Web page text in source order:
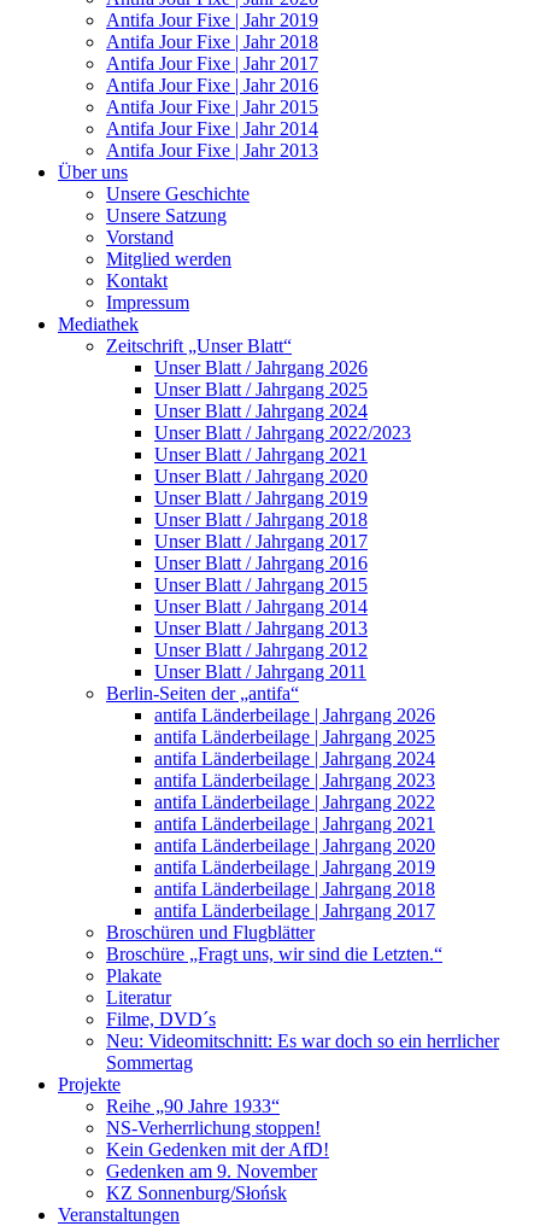
Antifa Jour Fixe | Jahr 2019
Antifa Jour Fixe | Jahr 2018
Antifa Jour Fixe | Jahr 2017
Antifa Jour Fixe | Jahr 2016
Antifa Jour Fixe | Jahr 2015
Antifa Jour Fixe | Jahr 2014
Antifa Jour Fixe | Jahr 2013
Über uns
Unsere Geschichte
Unsere Satzung
Vorstand
Mitglied werden
Kontakt
Impressum
Mediathek
Zeitschrift „Unser Blatt“
Unser Blatt / Jahrgang 2026
Unser Blatt / Jahrgang 2025
Unser Blatt / Jahrgang 2024
Unser Blatt / Jahrgang 2022/2023
Unser Blatt / Jahrgang 2021
Unser Blatt / Jahrgang 2020
Unser Blatt / Jahrgang 2019
Unser Blatt / Jahrgang 2018
Unser Blatt / Jahrgang 2017
Unser Blatt / Jahrgang 2016
Unser Blatt / Jahrgang 2015
Unser Blatt / Jahrgang 2014
Unser Blatt / Jahrgang 2013
Unser Blatt / Jahrgang 2012
Unser Blatt / Jahrgang 2011
Berlin-Seiten der „antifa“
antifa Länderbeilage | Jahrgang 2026
antifa Länderbeilage | Jahrgang 2025
antifa Länderbeilage | Jahrgang 2024
antifa Länderbeilage | Jahrgang 2023
antifa Länderbeilage | Jahrgang 2022
antifa Länderbeilage | Jahrgang 2021
antifa Länderbeilage | Jahrgang 2020
antifa Länderbeilage | Jahrgang 2019
antifa Länderbeilage | Jahrgang 2018
antifa Länderbeilage | Jahrgang 2017
Broschüren und Flugblätter
Broschüre „Fragt uns, wir sind die Letzten.“
Plakate
Literatur
Filme, DVD´s
Neu: Videomitschnitt: Es war doch so ein herrlicher
Sommertag
Projekte
Reihe „90 Jahre 1933“
NS-Verherrlichung stoppen!
Kein Gedenken mit der AfD!
Gedenken am 9. November
KZ Sonnenburg/Słońsk
Veranstaltungen